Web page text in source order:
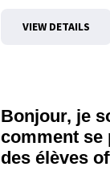
VIEW DETAILS
Bonjour, je
comment se
des élèves